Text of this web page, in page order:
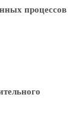
процессов